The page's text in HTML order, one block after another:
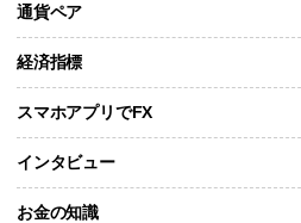
通貨ペア
経済指標
スマホアプリでFX
インタビュー
お金の知識